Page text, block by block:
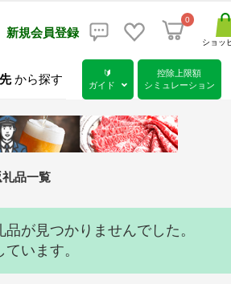
新規会員登録
0
ショッ
から探す
🔰
ガイド
控除上限額
シミュレーション
品一覧
が見つかりませんでした。
います。